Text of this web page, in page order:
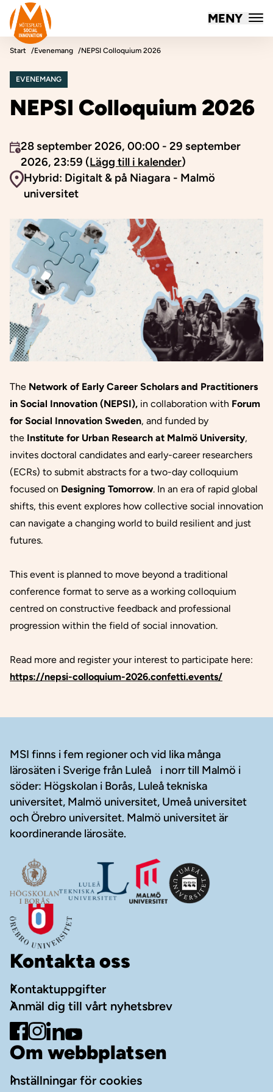
Hoppa till innehåll
Mötesplatsen Social Innovation
MENY
Start Evenemang NEPSI Colloquium 2026
EVENEMANG
NEPSI Colloquium 2026
Event inträffar
28 september 2026, 00:00 - 29 september
2026, 23:59 (Lägg till i kalender)
Event plats
Hybrid: Digitalt & på Niagara - Malmö
universitet
The Network of Early Career Scholars and Practitioners
in Social Innovation (NEPSI), in collaboration with Forum
for Social Innovation Sweden, and funded by
the Institute for Urban Research at Malmö University,
invites doctoral candidates and early-career researchers
(ECRs) to submit abstracts for a two-day colloquium
focused on Designing Tomorrow. In an era of rapid global
shifts, this event explores how collective social innovation
can navigate a changing world to build resilient and just
futures.
This event is planned to move beyond a traditional
conference format to serve as a working colloquium
centred on constructive feedback and professional
progression within the field of social innovation.
Read more and register your interest to participate here:
https://nepsi-colloquium-2026.confetti.events/
MSI finns i fem regioner och vid lika många
lärosäten i Sverige från Luleå i norr till Malmö i
söder: Högskolan i Borås, Luleå tekniska
universitet, Malmö universitet, Umeå universitet
och Örebro universitet. Malmö universitet är
koordinerande lärosäte.
Kontakta oss
Kontaktuppgifter
Anmäl dig till vårt nyhetsbrev
Gå till Facebook
Gå till Instagram
Gå till LinkedIn
Gå till YouTube
Om webbplatsen
Inställningar för cookies